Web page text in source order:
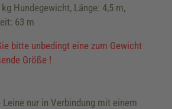
Hundegewicht, Länge: 4,5 m,
63 m
bitte unbedingt eine zum Gewicht
Größe !
nur in Verbindung mit einem